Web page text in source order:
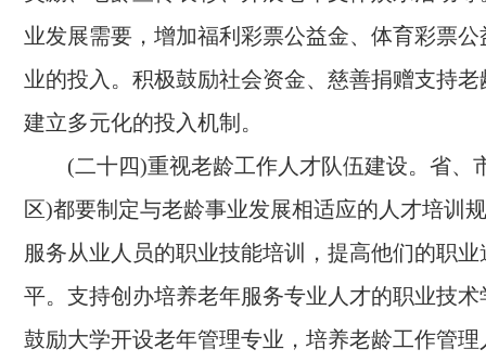
业发展需要，增加福利彩票公益金、体育彩票
业的投入。积极鼓励社会资金、慈善捐赠支持
建立多元化的投入机制。
(二十四)重视老龄工作人才队伍建设。 省、
区)都要制定与老龄事业发展相适应的人才培训
服务从业人员的职业技能培训，提高他们的职
平。支持创办培养老年服务专业人才的职业技
鼓励大学开设老年管理专业，培养老龄工作管